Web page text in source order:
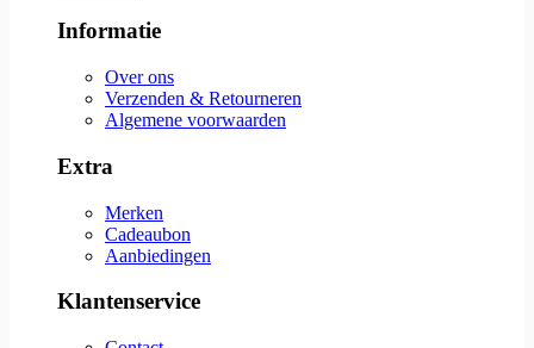
Informatie
Over ons
Verzenden & Retourneren
Algemene voorwaarden
Extra
Merken
Cadeaubon
Aanbiedingen
Klantenservice